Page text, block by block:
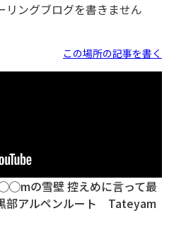
ングブログを書きません
この場所の記事を書く
の雪壁 控えめに言って最
部アルペンルート Tateyam